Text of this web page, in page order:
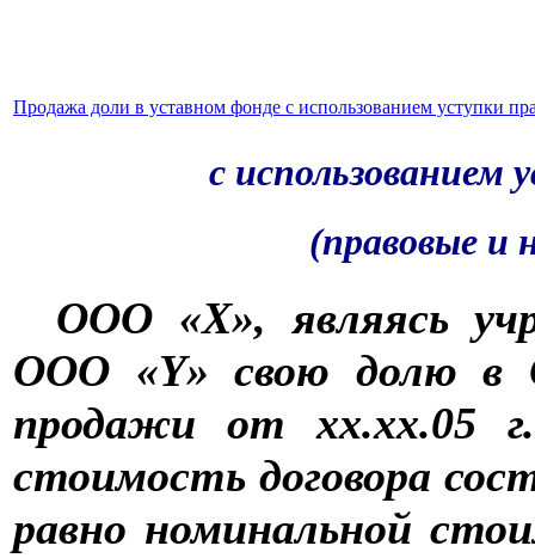
Продажа доли в уставном фонде с использованием уступки
с использованием
(правовые и
ООО «Х», являясь
ООО «Y» свою долю в
продажи от хх.хх.05
стоимость договора
равно номинальной